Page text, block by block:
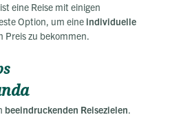
eine Reise mit einigen
Option, um eineindividuelle
Preis zu bekommen.
beeindruckenden Reisezielen.